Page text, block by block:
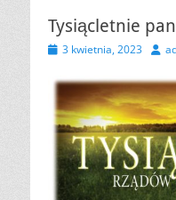
Tysiącletnie
Opublikowano
3 kwietnia, 2023